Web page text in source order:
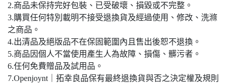
2.商品未保持完好包裝、已受破壞、損毀或不完整。
3.購買任何特別載明不接受退換貨及經過使用、修改、洗滌
之商品。
4.出清品及絕版品不在保固範圍內且售出後恕不退換。
5.商品因個人不當使用產生人為故障、損傷、髒污者。
6.任何免費贈品及試用品。
7.Openjoynt｜拓幸良品保有最終退換貨與否之決定權及規則